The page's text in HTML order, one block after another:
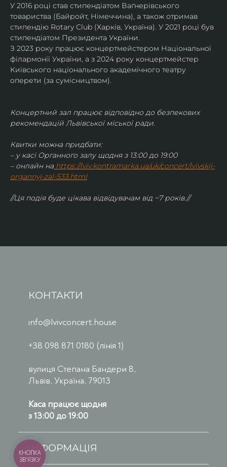
У 2016 році став стипендіатом Ваґнерівського
товариства (Байройт, Німеччина), а також отримав
стипендію Rotary Club (Харків, Україна). У 2021 році був
стипендіатом Президента України.
З 2023 року працює концертмейстером Національної
філармонії України, а з 2024 року концертмейстер
Київського національного академічного театру
оперети (за сумісництвом).
Концертний зал працює відповідно до безпекових
рекомендацій Львівської міської ради.
Квитки можна придбати:
– у касі Органного залу щодня з 13:00 до 19:00
– онлайн на https://lviv.kontramarka.ua/uk/concert/lvivskij-
organnyj-zal-533.html
//Ця подія буде цікава відвідувачам від ~7 років.//
КОНТАКТИ
info@lvivconcert.house
+38 098 871 0180 (лінія 1)
вулиця Степана Бандери 8,
Львів, Україна, 79013
Каса працює щодня
з 13:00 до 19:00
ІНФОРМАЦІЯ
КНОПКА
ЗВ'ЯЗКУ